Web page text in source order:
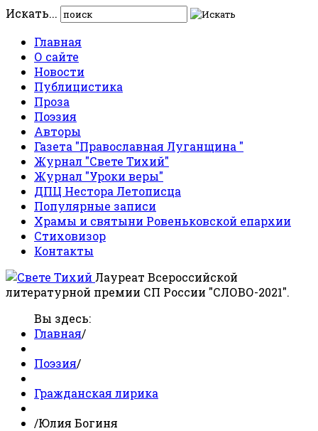
Искать...
Главная
О сайте
Новости
Публицистика
Проза
Поэзия
Авторы
Газета "Православная Луганщина "
Журнал "Свете Тихий"
Журнал "Уроки веры"
ДПЦ Нестора Летописца
Популярные записи
Храмы и святыни Ровеньковской епархии
Стиховизор
Контакты
Лауреат Всероссийской
литературной премии СП России "СЛОВО-2021".
Вы здесь:
Главная/
Поэзия/
Гражданская лирика
/Юлия Богиня